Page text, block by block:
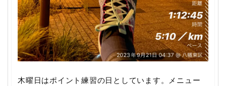
木曜日はポイント練習の日としています。メニュー